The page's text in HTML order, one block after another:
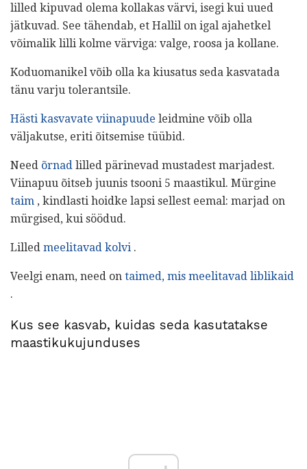
lilled kipuvad olema kollakas värvi, isegi kui uued
jätkuvad. See tähendab, et Hallil on igal ajahetkel
võimalik lilli kolme värviga: valge, roosa ja kollane.
Koduomanikel võib olla ka kiusatus seda kasvatada
tänu varju tolerantsile.
Hästi kasvavate viinapuude leidmine võib olla
väljakutse, eriti õitsemise tüübid.
Need õrnad lilled pärinevad mustadest marjadest.
Viinapuu õitseb juunis tsooni 5 maastikul. Mürgine
taim , kindlasti hoidke lapsi sellest eemal: marjad on
mürgised, kui söödud.
Lilled meelitavad kolvi .
Veelgi enam, need on taimed, mis meelitavad liblikaid
.
Kus see kasvab, kuidas seda kasutatakse
maastikukujunduses